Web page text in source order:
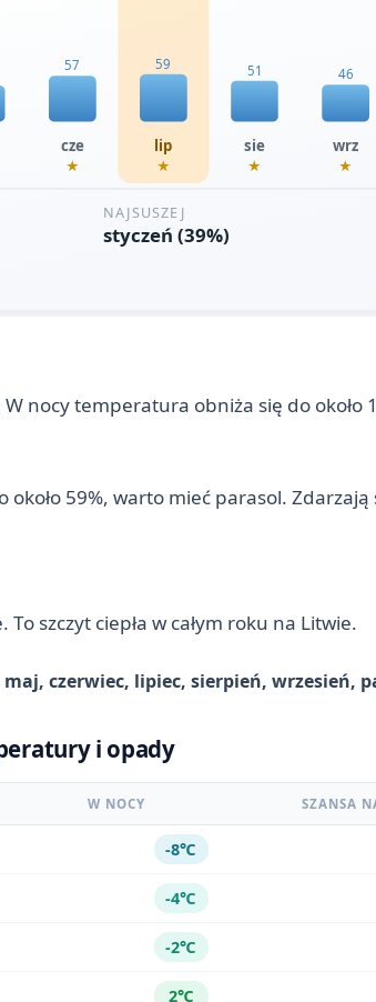
nocy temperatura obniża się do około
59%, warto mieć parasol.
szczyt ciepła w całym roku na Litwie.
czerwiec, lipiec, sierpień, wrzesień,
i opady
W NOCY SZANSA
-8℃
-4℃
-2℃
2℃